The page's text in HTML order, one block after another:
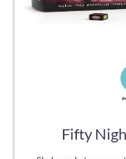
Fifty